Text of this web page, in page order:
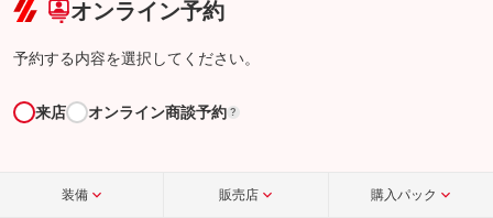
オンライン予約
予約する内容を選択してください。
来店 オンライン商談予約 ?
装備 販売店 購入パック